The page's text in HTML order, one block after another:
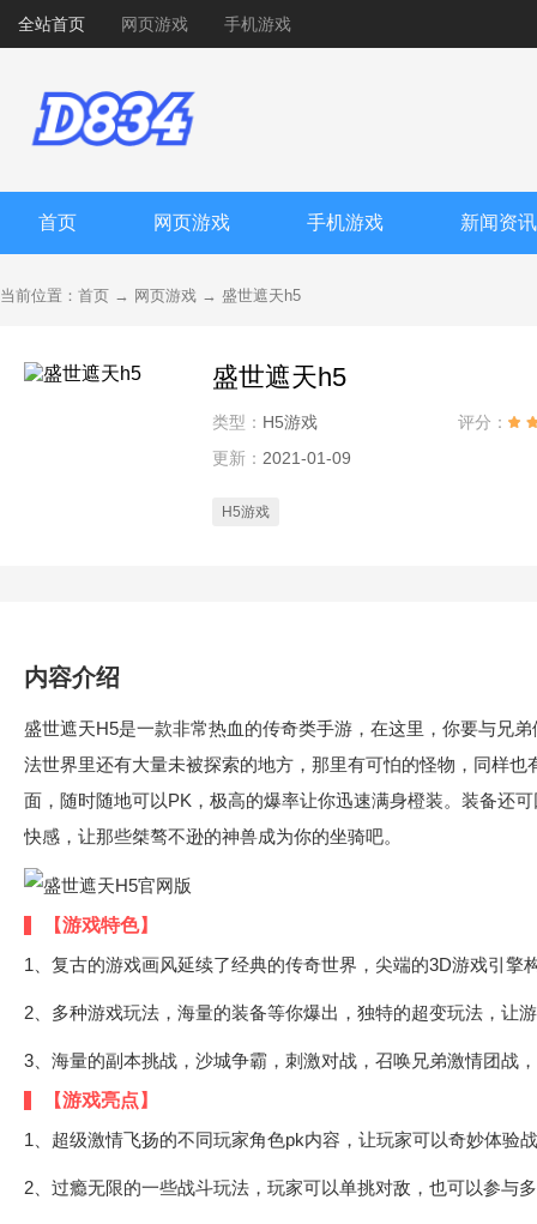
全站首页 网页游戏 手机游戏
首页 网页游戏 手机游戏 新闻资讯
当前位置： 首页 → 网页游戏 → 盛世遮天h5
盛世遮天h5
类型： H5游戏
评分：
更新： 2021-01-09
H5游戏
内容介绍
盛世遮天H5是一款非常热血的传奇类手游，在这里，你要与兄
法世界里还有大量未被探索的地方，那里有可怕的怪物，同样
面，随时随地可以PK，极高的爆率让你迅速满身橙装。装备还
快感，让那些桀骜不逊的神兽成为你的坐骑吧。
【游戏特色】
1、复古的游戏画风延续了经典的传奇世界，尖端的3D游戏引擎
2、多种游戏玩法，海量的装备等你爆出，独特的超变玩法，让
3、海量的副本挑战，沙城争霸，刺激对战，召唤兄弟激情团战
【游戏亮点】
1、超级激情飞扬的不同玩家角色pk内容，让玩家可以奇妙体验
2、过瘾无限的一些战斗玩法，玩家可以单挑对敌，也可以参与